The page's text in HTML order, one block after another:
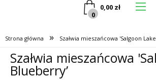
0
0,00 zł
Strona główna » Szałwia mieszańcowa 'Salgoon
Szałwia mieszańcowa
Blueberry’